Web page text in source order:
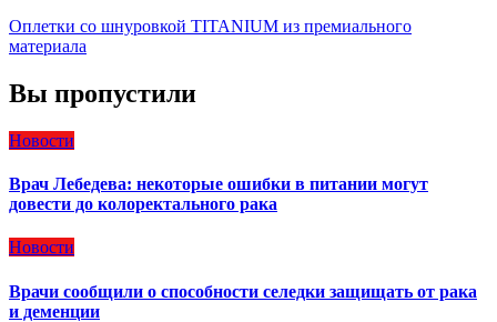
Оплетки со шнуровкой TITANIUM из премиального
материала
Вы пропустили
Новости
Врач Лебедева: некоторые ошибки в питании могут
довести до колоректального рака
Новости
Врачи сообщили о способности селедки защищать от рака
и деменции